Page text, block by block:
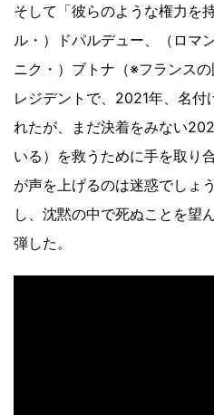
そして「彼らのような権力を
ル・）ドパルデュー、（ロマ
ニク・）ブトナ（※フランス
レジデントで、2021年、名付
れたが、まだ決着をみない
いる）を救うために手を取り
が声を上げるのは迷惑でしょ
し、沈黙の中で死ぬことを望
弾した。